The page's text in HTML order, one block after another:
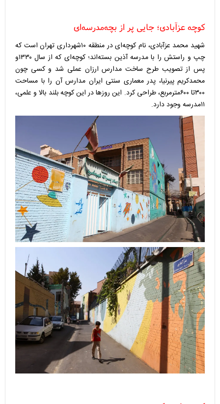
کوچه عزآبادی؛ جایی پر از بچه‌مدرسه‌ای
شهید محمد عزآبادی، نام کوچه‌ای در منطقه ۱۰شهرداری تهران است که
چپ و راستش را با مدرسه آذین بسته‌اند؛ کوچه‌ای که از سال ۱۳۳۰و
پس از تصویب طرح ساخت مدارس ارزان عملی شد و کسی چون
محمدکریم پیرنیا، پدر معماری سنتی ایران مدارس آن را با مساحت
۳۰۰تا ۶۰۰مترمربع، طراحی کرد. این روزها در این کوچه بلند بالا و علمی،
۱۱مدرسه وجود دارد. ‌